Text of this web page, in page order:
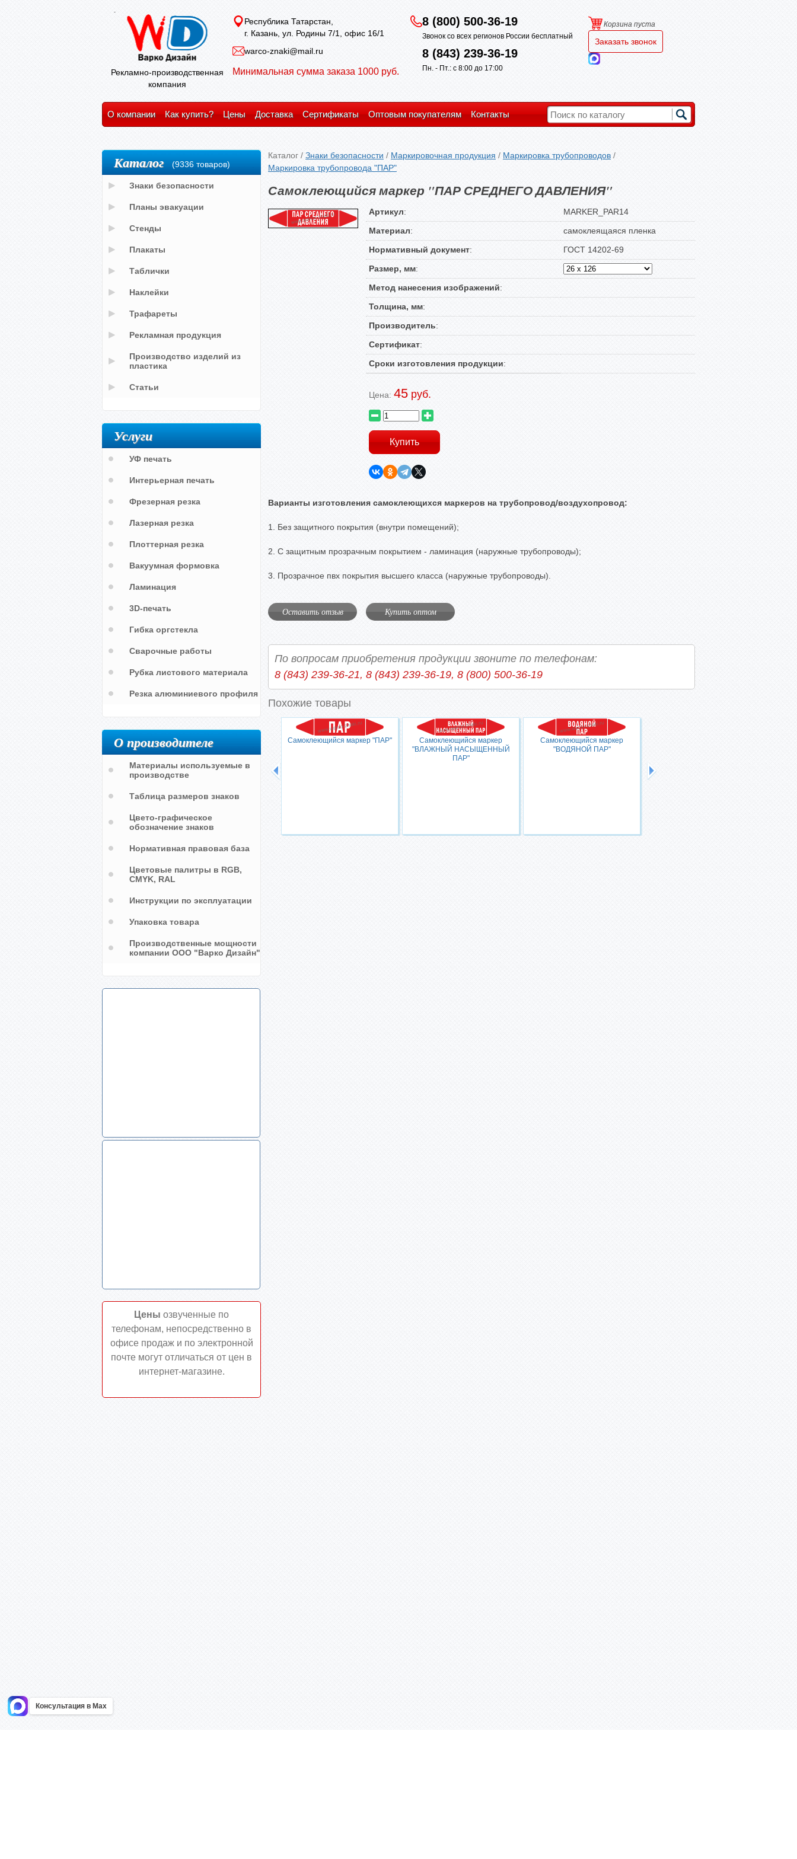
Рекламно-производственная
компания
Республика Татарстан,
г. Казань, ул. Родины 7/1, офис 16/1
warco-znaki@mail.ru
Минимальная сумма заказа 1000 руб.
8 (800) 500-36-19
Звонок со всех регионов России бесплатный
8 (843) 239-36-19
Пн. - Пт.: с 8:00 до 17:00
Корзина пуста
Заказать звонок
О компании Как купить? Цены Доставка Сертификаты Оптовым покупателям Контакты
Каталог / Знаки безопасности / Маркировочная продукция / Маркировка трубопроводов /
Маркировка трубопровода "ПАР"
Самоклеющийся маркер "ПАР СРЕДНЕГО ДАВЛЕНИЯ"
Артикул:
MARKER_PAR14
Материал:
самоклеящаяся пленка
Нормативный документ:
ГОСТ 14202-69
Размер, мм:
Метод нанесения изображений:
Толщина, мм:
Производитель:
Сертификат:
Сроки изготовления продукции:
Цена: 45 руб.
Варианты изготовления самоклеющихся маркеров на трубопровод/воздухопровод:
1. Без защитного покрытия (внутри помещений);
2. С защитным прозрачным покрытием - ламинация (наружные трубопроводы);
3. Прозрачное пвх покрытия высшего класса (наружные трубопроводы).
Оставить отзыв Купить оптом
По вопросам приобретения продукции звоните по телефонам:
8 (843) 239-36-21, 8 (843) 239-36-19, 8 (800) 500-36-19
Похожие товары
Самоклеющийся маркер "ПАР"
Самоклеющийся маркер
"ВЛАЖНЫЙ НАСЫЩЕННЫЙ
ПАР"
Самоклеющийся маркер
"ВОДЯНОЙ ПАР"
Каталог (9336 товаров)
Знаки безопасности
Планы эвакуации
Стенды
Плакаты
Таблички
Наклейки
Трафареты
Рекламная продукция
Производство изделий из
пластика
Статьи
Услуги
УФ печать
Интерьерная печать
Фрезерная резка
Лазерная резка
Плоттерная резка
Вакуумная формовка
Ламинация
3D-печать
Гибка оргстекла
Сварочные работы
Рубка листового материала
Резка алюминиевого профиля
О производителе
Материалы используемые в
производстве
Таблица размеров знаков
Цвето-графическое
обозначение знаков
Нормативная правовая база
Цветовые палитры в RGB,
CMYK, RAL
Инструкции по эксплуатации
Упаковка товара
Производственные мощности
компании ООО "Варко Дизайн"
Цены озвученные по
телефонам, непосредственно в
офисе продаж и по электронной
почте могут отличаться от цен в
интернет-магазине.
Консультация в Max